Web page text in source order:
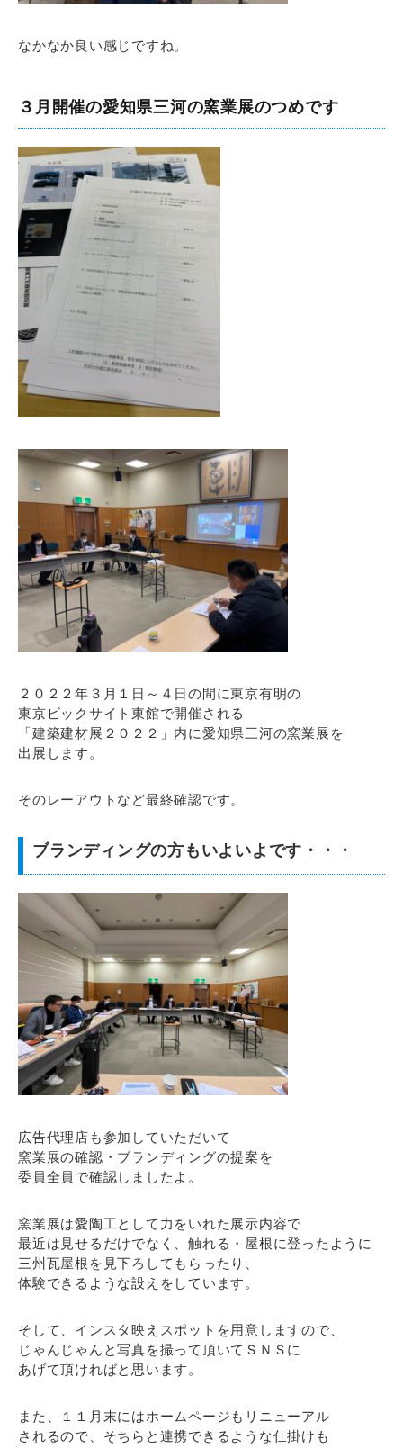
なかなか良い感じですね。
３月開催の愛知県三河の窯業展のつめです
２０２２年３月１日～４日の間に東京有明の
東京ビックサイト東館で開催される
「建築建材展２０２２」内に愛知県三河の窯業展を
出展します。
そのレーアウトなど最終確認です。
ブランディングの方もいよいよです・・・
広告代理店も参加していただいて
窯業展の確認・ブランディングの提案を
委員全員で確認しましたよ。
窯業展は愛陶工として力をいれた展示内容で
最近は見せるだけでなく、触れる・屋根に登ったように
三州瓦屋根を見下ろしてもらったり、
体験できるような設えをしています。
そして、インスタ映えスポットを用意しますので、
じゃんじゃんと写真を撮って頂いてＳＮＳに
あげて頂ければと思います。
また、１１月末にはホームページもリニューアル
されるので、そちらと連携できるような仕掛けも